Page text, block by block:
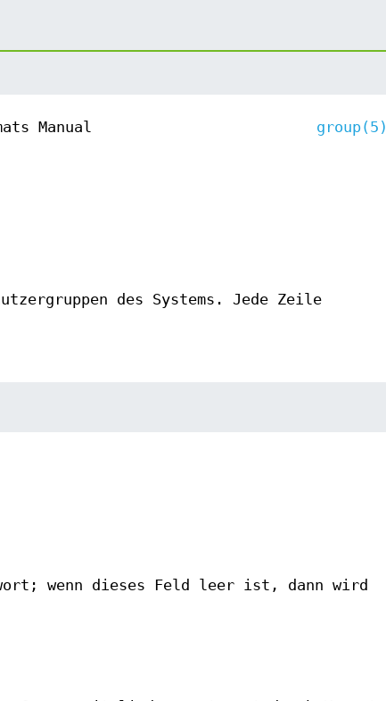
Manual group(5)
des Systems. Jede Zeile
wenn dieses Feld leer ist, dann wird